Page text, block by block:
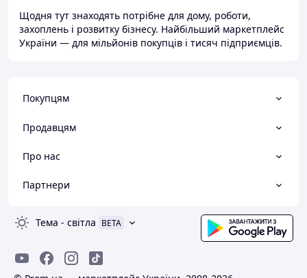
Щодня тут знаходять потрібне для дому, роботи,
захоплень і розвитку бізнесу. Найбільший маркетплейс
України — для мільйонів покупців і тисяч підприємців.
Покупцям
Продавцям
Про нас
Партнери
Тема - світла BETA